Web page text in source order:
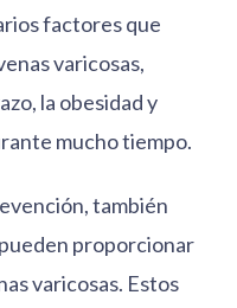
factores que
varicosas,
la obesidad y
mucho tiempo.
también
proporcionar
varicosas. Estos